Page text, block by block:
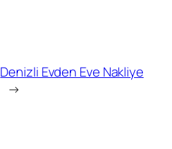
Denizli Evden Eve Nakliye
→